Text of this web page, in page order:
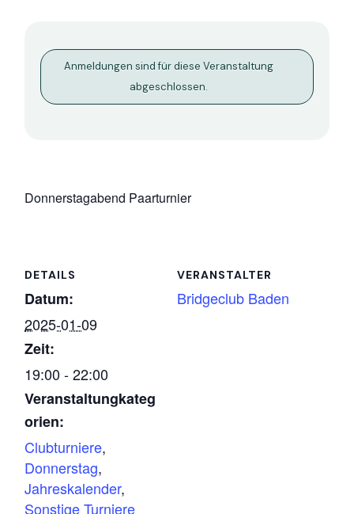
Anmeldungen sind für diese Veranstaltung
abgeschlossen.
Donnerstagabend Paarturnier
DETAILS
Datum:
2025-01-09
Zeit:
19:00 - 22:00
Veranstaltungkateg
orien:
Clubturniere,
Donnerstag,
Jahreskalender,
Sonstige Turniere
VERANSTALTER
Bridgeclub Baden